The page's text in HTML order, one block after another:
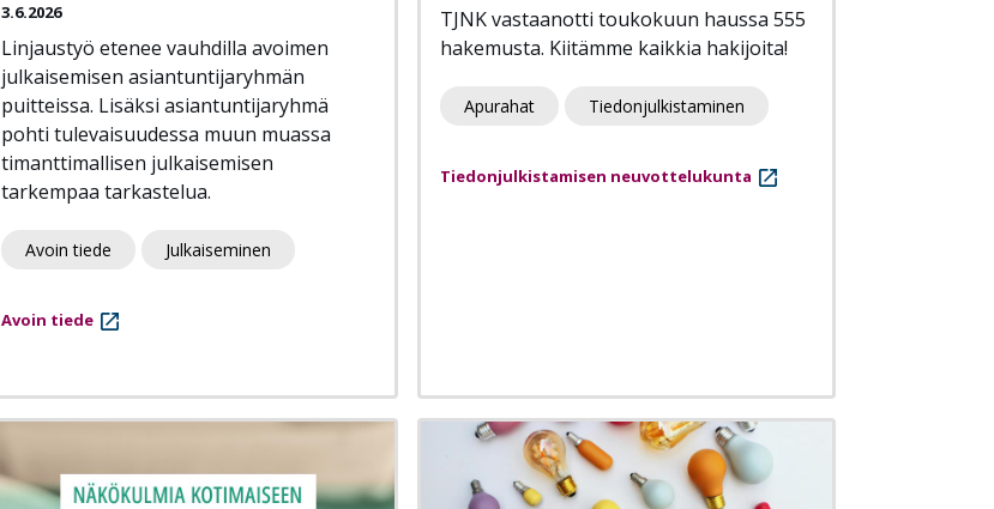
3.6.2026
Linjaustyö etenee vauhdilla avoimen
julkaisemisen asiantuntijaryhmän
puitteissa. Lisäksi asiantuntijaryhmä
pohti tulevaisuudessa muun muassa
timanttimallisen julkaisemisen
tarkempaa tarkastelua.
Avoin tiede Julkaiseminen
Avoin tiede
TJNK vastaanotti toukokuun haussa 555
hakemusta. Kiitämme kaikkia hakijoita!
Apurahat Tiedonjulkistaminen
Tiedonjulkistamisen neuvottelukunta